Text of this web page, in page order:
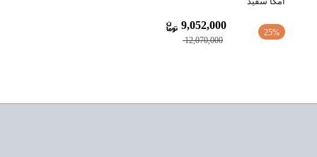
25%
12,070,000
9,052,000